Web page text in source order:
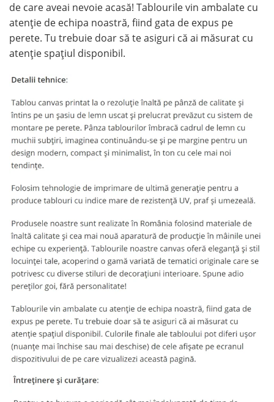
de care aveai nevoie acasă! Tablourile vin ambalate cu
atenție de echipa noastră, fiind gata de expus pe
perete. Tu trebuie doar să te asiguri că ai măsurat cu
atenție spațiul disponibil.